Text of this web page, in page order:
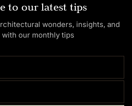
to our latest tips
wonders, insights, and
with our monthly tips